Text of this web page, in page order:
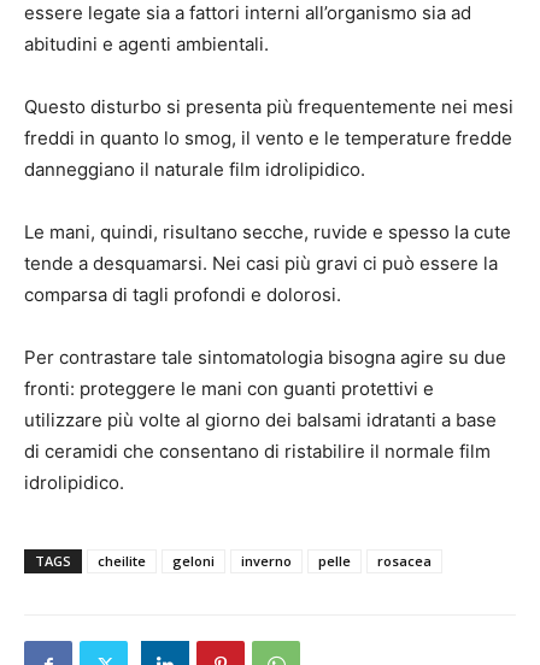
essere legate sia a fattori interni all’organismo sia ad
abitudini e agenti ambientali.
Questo disturbo si presenta più frequentemente nei mesi
freddi in quanto lo smog, il vento e le temperature fredde
danneggiano il naturale film idrolipidico.
Le mani, quindi, risultano secche, ruvide e spesso la cute
tende a desquamarsi. Nei casi più gravi ci può essere la
comparsa di tagli profondi e dolorosi.
Per contrastare tale sintomatologia bisogna agire su due
fronti: proteggere le mani con guanti protettivi e
utilizzare più volte al giorno dei balsami idratanti a base
di ceramidi che consentano di ristabilire il normale film
idrolipidico.
TAGS cheilite geloni inverno pelle rosacea